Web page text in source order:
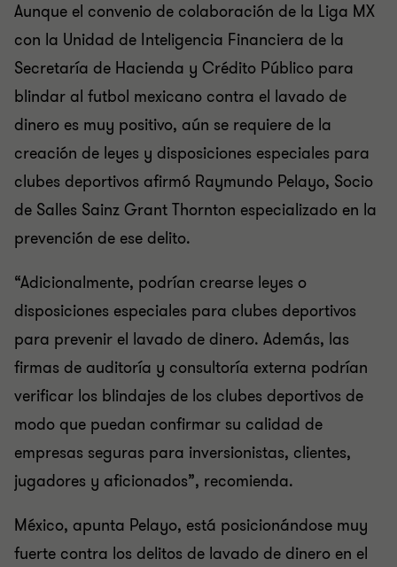
Aunque el convenio de colaboración de la Liga MX
con la Unidad de Inteligencia Financiera de la
Secretaría de Hacienda y Crédito Público para
blindar al futbol mexicano contra el lavado de
dinero es muy positivo, aún se requiere de la
creación de leyes y disposiciones especiales para
clubes deportivos afirmó Raymundo Pelayo, Socio
de Salles Sainz Grant Thornton especializado en la
prevención de ese delito.
“Adicionalmente, podrían crearse leyes o
disposiciones especiales para clubes deportivos
para prevenir el lavado de dinero. Además, las
firmas de auditoría y consultoría externa podrían
verificar los blindajes de los clubes deportivos de
modo que puedan confirmar su calidad de
empresas seguras para inversionistas, clientes,
jugadores y aficionados”, recomienda.
México, apunta Pelayo, está posicionándose muy
fuerte contra los delitos de lavado de dinero en el